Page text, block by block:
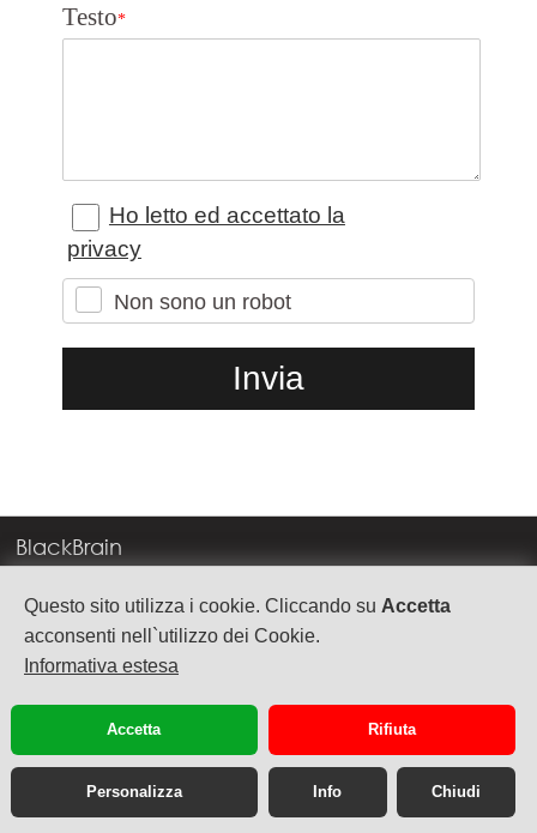
Questo sito utilizza i cookie. Cliccando su Accetta
acconsenti nell`utilizzo dei Cookie.
Informativa estesa
Accetta Rifiuta
Personalizza Info Chiudi
Testo*
Ho letto ed accettato la
privacy
Non sono un robot
BlackBrain
Corso Milano, 83
37138 Verona
TEL. +39 045 575888
P.Iva 03992340236